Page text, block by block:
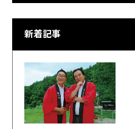
新着記事